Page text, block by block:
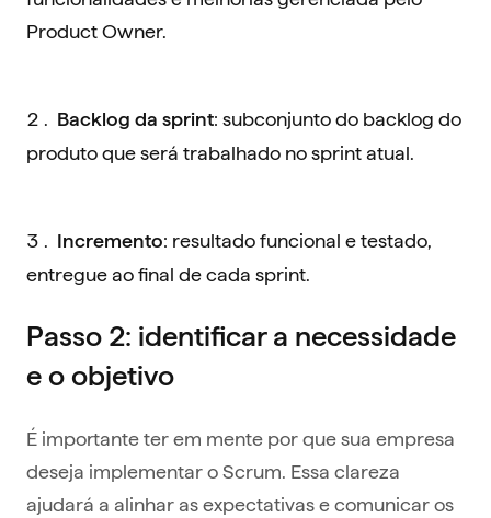
Product Owner.
Backlog da sprint: subconjunto do backlog do
produto que será trabalhado no sprint atual.
Incremento: resultado funcional e testado,
entregue ao final de cada sprint.
Passo 2: identificar a necessidade
e o objetivo
É importante ter em mente por que sua empresa
deseja implementar o Scrum. Essa clareza
ajudará a alinhar as expectativas e comunicar os